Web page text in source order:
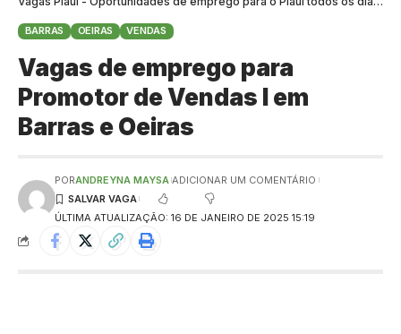
BARRAS OEIRAS VENDAS
Vagas de emprego para
Promotor de Vendas I em
Barras e Oeiras
ÚLTIMA ATUALIZAÇÃO: 16 DE JANEIRO DE 2025 15:19
PORANDREYNA MAYSA ADICIONAR UM COMENTÁRIO